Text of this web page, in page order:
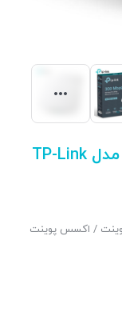
اکسس پوینت N300 تی پی لینک مدل TP-Link
/ اکسس پوینت